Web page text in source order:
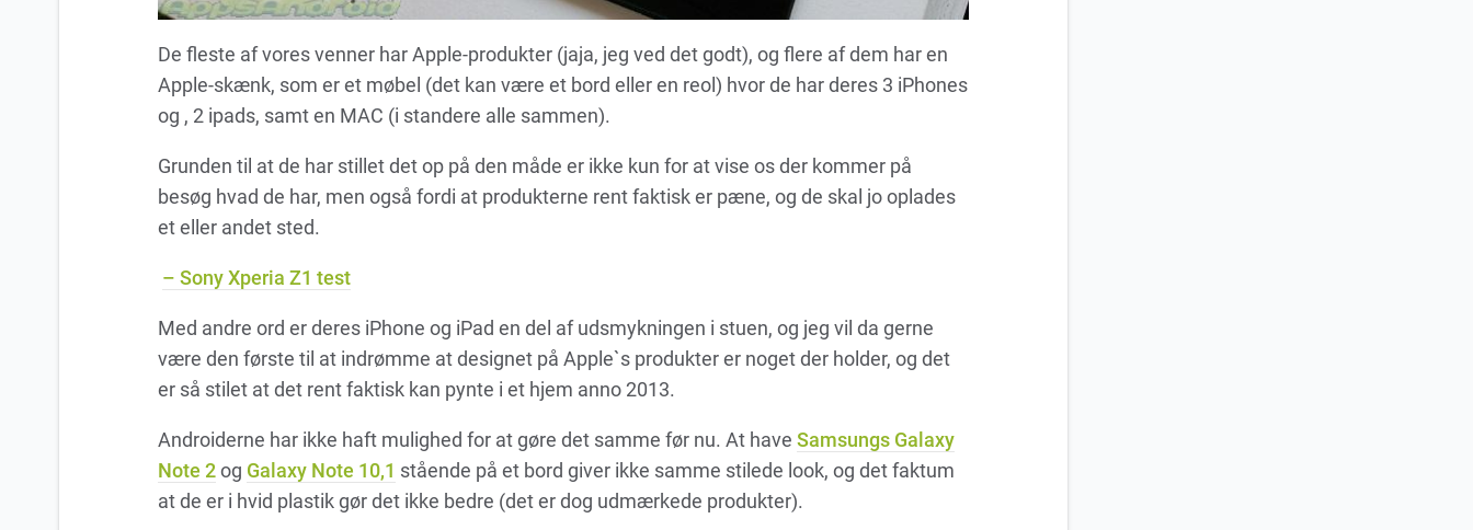
De fleste af vores venner har Apple-produkter (jaja, jeg ved det godt), og flere af dem har en
Apple-skænk, som er et møbel (det kan være et bord eller en reol) hvor de har deres 3 iPhones
og , 2 ipads, samt en MAC (i standere alle sammen).
Grunden til at de har stillet det op på den måde er ikke kun for at vise os der kommer på
besøg hvad de har, men også fordi at produkterne rent faktisk er pæne, og de skal jo oplades
et eller andet sted.
– Sony Xperia Z1 test
Med andre ord er deres iPhone og iPad en del af udsmykningen i stuen, og jeg vil da gerne
være den første til at indrømme at designet på Apple`s produkter er noget der holder, og det
er så stilet at det rent faktisk kan pynte i et hjem anno 2013.
Androiderne har ikke haft mulighed for at gøre det samme før nu. At have Samsungs Galaxy
Note 2og Galaxy Note 10,1 stående på et bord giver ikke samme stilede look, og det faktum
at de er i hvid plastik gør det ikke bedre (det er dog udmærkede produkter).